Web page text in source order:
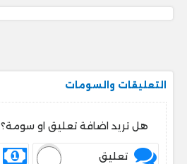
التعليقات والسومات
هل تريد اضافة تعليق او سومة؟
تعليق